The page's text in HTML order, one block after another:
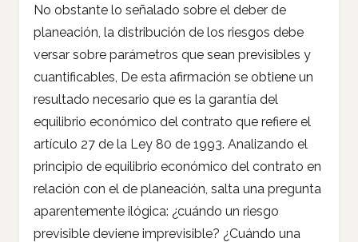
No obstante lo señalado sobre el deber de
planeación, la distribución de los riesgos debe
versar sobre parámetros que sean previsibles y
cuantificables, De esta afirmación se obtiene un
resultado necesario que es la garantía del
equilibrio económico del contrato que refiere el
artículo 27 de la Ley 80 de 1993. Analizando el
principio de equilibrio económico del contrato en
relación con el de planeación, salta una pregunta
aparentemente ilógica: ¿cuándo un riesgo
previsible deviene imprevisible? ¿Cuándo una